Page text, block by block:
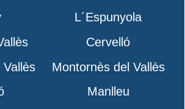
L´Espunyola
Cervelló
Vallès
Montornès del Vallès
Manlleu